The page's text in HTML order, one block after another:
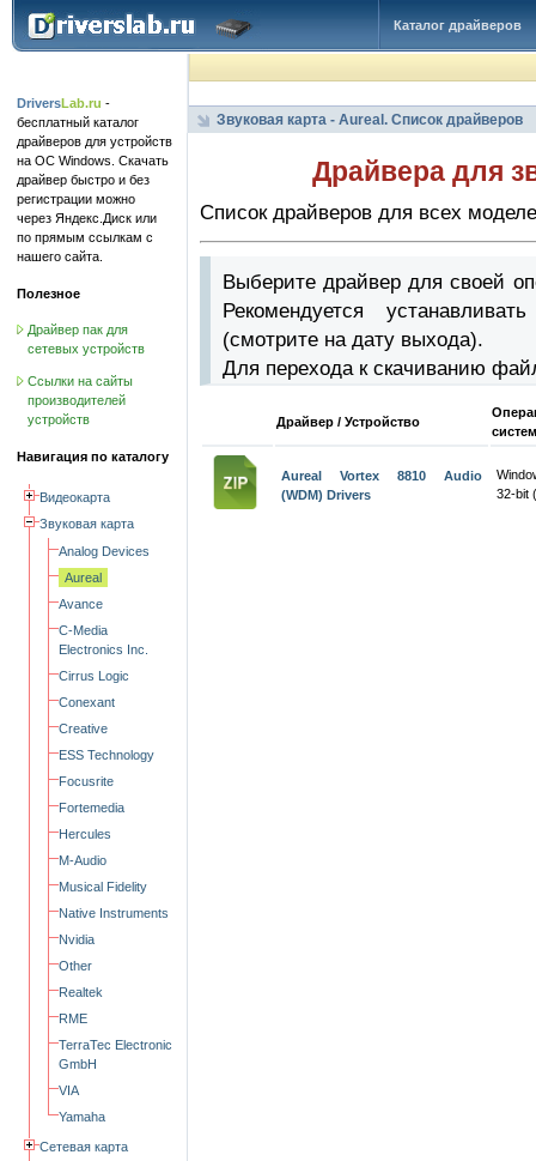
Каталог драйверов
DriversLab.ru -
бесплатный каталог
драйверов для устройств
на ОС Windows. Скачать
драйвер быстро и без
регистрации можно
через Яндекс.Диск или
по прямым ссылкам с
нашего сайта.
Полезное
Драйвер пак для
сетевых устройств
Ссылки на сайты
производителей
устройств
Навигация по каталогу
Видеокарта
Звуковая карта
Analog Devices
Aureal
Avance
C-Media
Electronics Inc.
Cirrus Logic
Conexant
Creative
ESS Technology
Focusrite
Fortemedia
Hercules
M-Audio
Musical Fidelity
Native Instruments
Nvidia
Other
Realtek
RME
TerraTec Electronic
GmbH
VIA
Yamaha
Сетевая карта
Звуковая карта - Aureal. Список драйверов
Драйвера для
Список драйверов для всех
Выберите драйвер для своей
Рекомендуется
(смотрите на дату выхода).
Для перехода к скачиванию
Драйвер / Устройство
Aureal Vortex 8810 Audio
(WDM) Drivers
32-bit